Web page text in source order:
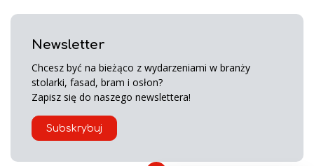
Newsletter
Chcesz być na bieżąco z wydarzeniami w branży
stolarki, fasad, bram i osłon?
Zapisz się do naszego newslettera!
Subskrybuj